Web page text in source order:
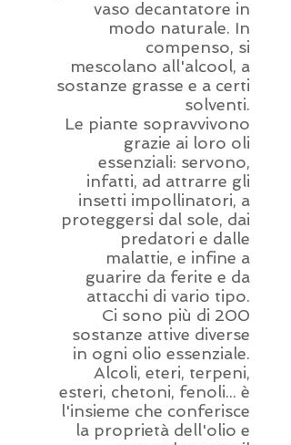
vaso decantatore in
modo naturale. In
compenso, si
mescolano all'alcool, a
sostanze grasse e a certi
solventi.
Le piante sopravvivono
grazie ai loro oli
essenziali: servono,
infatti, ad attrarre gli
insetti impollinatori, a
proteggersi dal sole, dai
predatori e dalle
malattie, e infine a
guarire da ferite e da
attacchi di vario tipo.
Ci sono più di 200
sostanze attive diverse
in ogni olio essenziale.
Alcoli, eteri, terpeni,
esteri, chetoni, fenoli... è
l'insieme che conferisce
la proprietà dell'olio e